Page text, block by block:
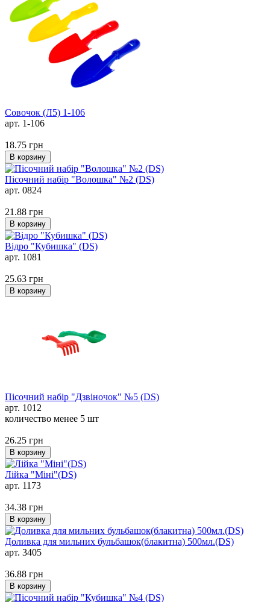
Совочок (Л5) 1-106
арт. 1-106
18.75 грн
В корзину
Пісочний набір "Волошка" №2 (DS)
арт. 0824
21.88 грн
В корзину
Відро "Кубишка" (DS)
арт. 1081
25.63 грн
В корзину
Пісочний набір "Дзвіночок" №5 (DS)
арт. 1012
количество менее 5 шт
26.25 грн
В корзину
Лійка "Міні"(DS)
арт. 1173
34.38 грн
В корзину
Доливка для мильних бульбашок(блакитна) 500мл.(DS)
арт. 3405
36.88 грн
В корзину